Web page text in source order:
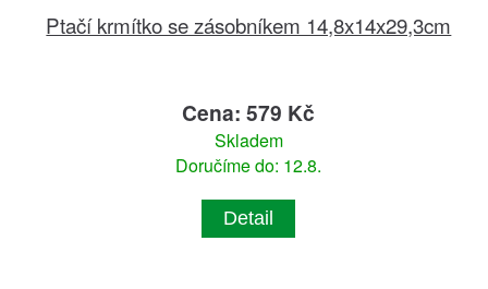
Ptačí krmítko se zásobníkem 14,8x14x29,3cm
Cena: 579 Kč
Skladem
Doručíme do: 12.8.
Detail